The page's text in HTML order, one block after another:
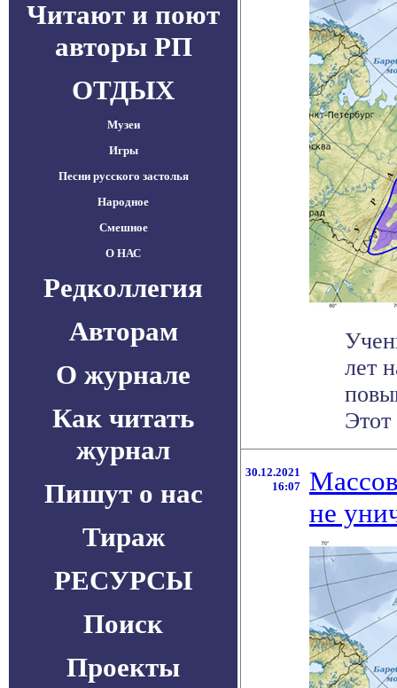
Читают и поют
авторы РП
ОТДЫХ
Музеи
Игры
Песни русского застолья
Народное
Смешное
О НАС
Редколлегия
Авторам
О журнале
Как читать
журнал
Пишут о нас
Тираж
РЕСУРСЫ
Поиск
Проекты
лет
Этот
30.12.2021
16:07
не